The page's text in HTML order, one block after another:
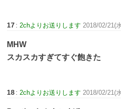
17 : 2chよりお送りします 2018/02/21(
MHW
スカスカすぎてすぐ飽きた
18 : 2chよりお送りします 2018/02/21(